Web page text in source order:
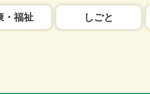
・福祉 しごと